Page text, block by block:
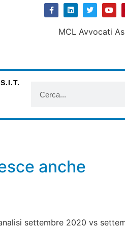
anche
settembre 2020 vs